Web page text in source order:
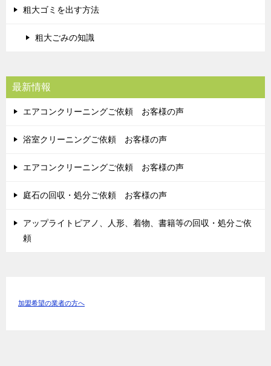
粗大ゴミを出す方法
粗大ごみの知識
最新情報
エアコンクリーニングご依頼 お客様の声
浴室クリーニングご依頼 お客様の声
エアコンクリーニングご依頼 お客様の声
庭石の回収・処分ご依頼 お客様の声
アップライトピアノ、人形、着物、書籍等の回収・処分ご依
頼
加盟希望の業者の方へ